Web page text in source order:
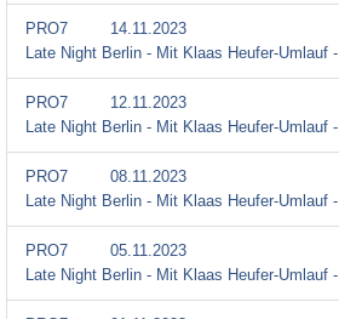
PRO7
14.11.2023
Late Night Berlin - Mit Klaas Heufer-Umlauf -
PRO7
12.11.2023
Late Night Berlin - Mit Klaas Heufer-Umlauf -
PRO7
08.11.2023
Late Night Berlin - Mit Klaas Heufer-Umlauf -
PRO7
05.11.2023
Late Night Berlin - Mit Klaas Heufer-Umlauf -